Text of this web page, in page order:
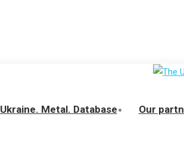
Ukraine. Metal. Database Our